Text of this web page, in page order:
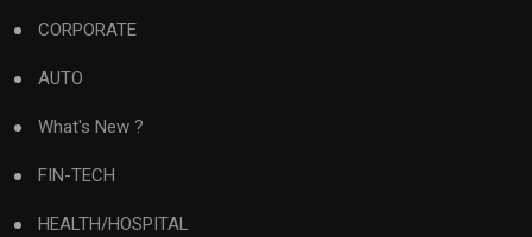
CORPORATE
AUTO
What's New ?
FIN-TECH
HEALTH/HOSPITAL